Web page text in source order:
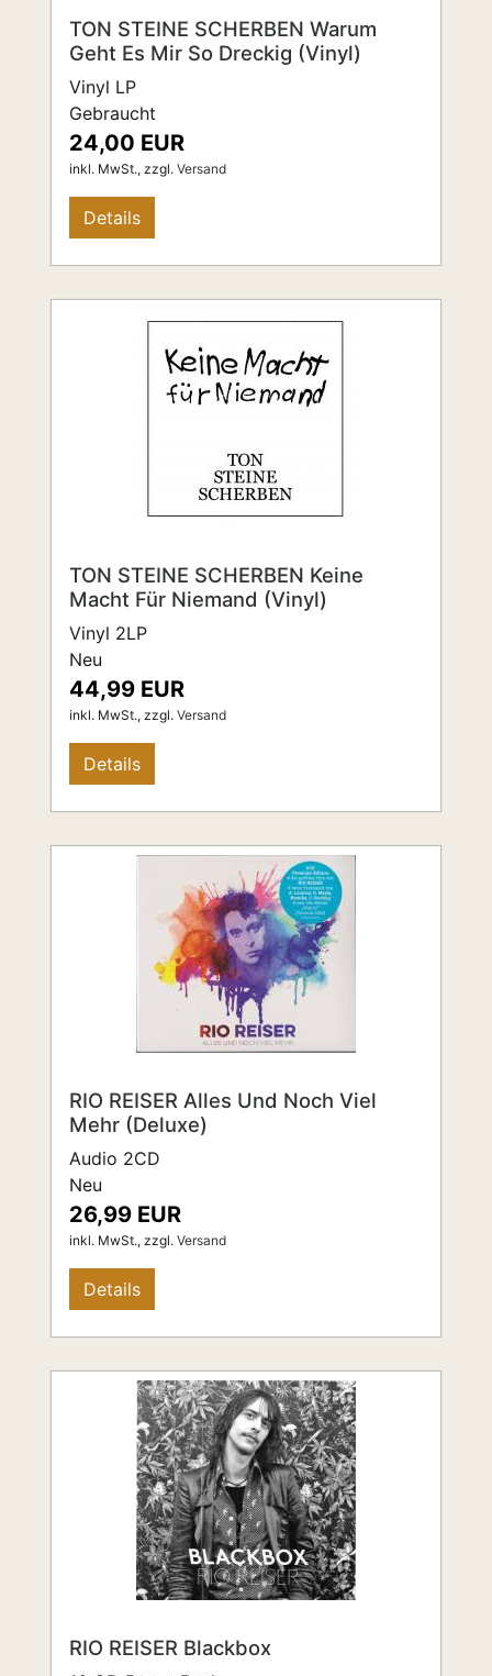
TON STEINE SCHERBEN Warum
Geht Es Mir So Dreckig (Vinyl)
Vinyl LP
Gebraucht
24,00 EUR
inkl. MwSt., zzgl. Versand
Details
TON STEINE SCHERBEN Keine
Macht Für Niemand (Vinyl)
Vinyl 2LP
Neu
44,99 EUR
inkl. MwSt., zzgl. Versand
Details
RIO REISER Alles Und Noch Viel
Mehr (Deluxe)
Audio 2CD
Neu
26,99 EUR
inkl. MwSt., zzgl. Versand
Details
RIO REISER Blackbox